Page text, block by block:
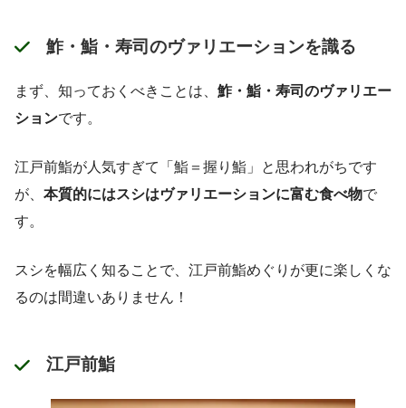
鮓・鮨・寿司のヴァリエーションを識る
まず、知っておくべきことは、 鮓・鮨・寿司のヴァリエー
ションです。
江戸前鮨が人気すぎて「鮨＝握り鮨」と思われがちです
が、 本質的にはスシはヴァリエーションに富む食べ物で
す。
スシを幅広く知ることで、江戸前鮨めぐりが更に楽しくな
るのは間違いありません！
江戸前鮨